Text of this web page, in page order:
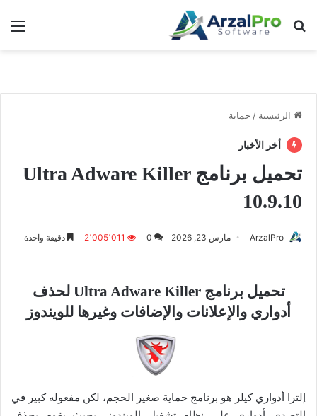
بحث عن
الرئيسية / حماية
أخر الأخبار
تحميل برنامج Ultra Adware Killer
10.9.10
ArzalPro مارس 23, 2026 0 2٬005٬011 دقيقة واحدة
تحميل برنامج Ultra Adware Killer لحذف
أدواري والإعلانات والإضافات وغيرها للويندوز
إلترا أدواري كيلر هو برنامج حماية صغير الحجم، لكن مفعوله كبير في